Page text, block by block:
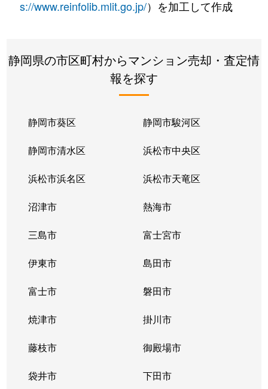
s://www.reinfolib.mlit.go.jp/）を加工して作成
静岡県の市区町村からマンション売却・査定情
報を探す
静岡市葵区 静岡市駿河区
静岡市清水区 浜松市中央区
浜松市浜名区 浜松市天竜区
沼津市 熱海市
三島市 富士宮市
伊東市 島田市
富士市 磐田市
焼津市 掛川市
藤枝市 御殿場市
袋井市 下田市